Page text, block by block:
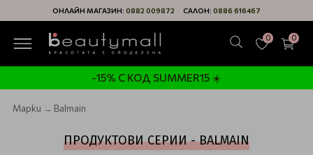
ОНЛАЙН МАГАЗИН: 0882 009872 САЛОН: 0886 616467
0 0
-15% С КОД SUMMER15 ☀️
Марки Balmain
ПРОДУКТОВИ СЕРИИ - BALMAIN